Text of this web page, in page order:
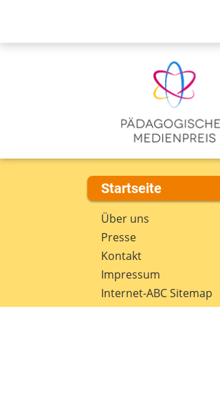
Startseite
Über uns
Presse
Kontakt
Impressum
Internet-ABC Sitemap
Barrierefreiheit